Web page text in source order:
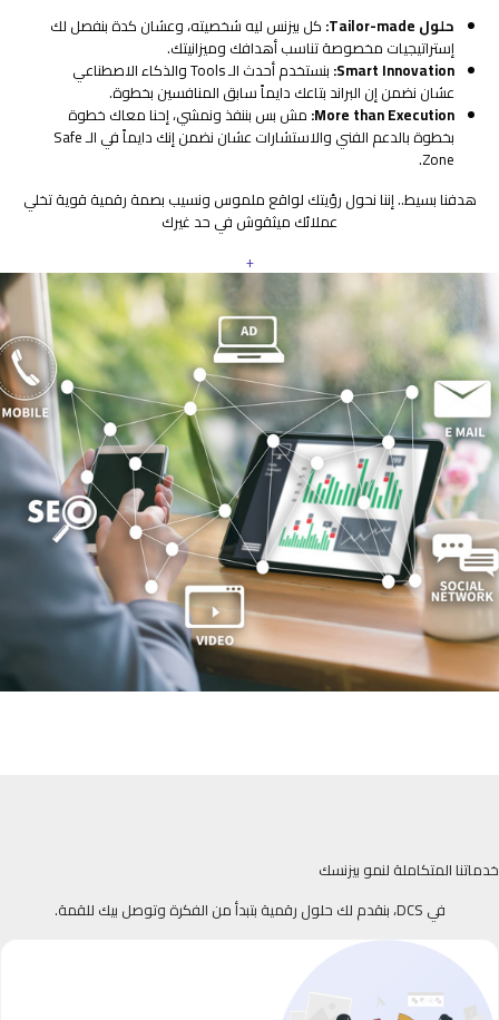
حلول Tailor-made:
كل بيزنس ليه شخصيته، وعشان كدة بنفصل لك
إستراتيجيات مخصوصة تناسب أهدافك وميزانيتك.
Smart Innovation:
بنستخدم أحدث الـ Tools والذكاء الاصطناعي
عشان نضمن إن البراند بتاعك دايماً سابق المنافسين بخطوة.
More than Execution: مش بس بننفذ ونمشي، إحنا معاك خطوة
بخطوة بالدعم الفني والاستشارات عشان نضمن إنك دايماً في الـ Safe
Zone.
هدفنا بسيط.. إننا نحول رؤيتك لواقع ملموس ونسيب بصمة رقمية قوية تخلي
عملائك ميثقوش في حد غيرك
+
خدماتنا المتكاملة لنمو بيزنسك
في DCS، بنقدم لك حلول رقمية بتبدأ من الفكرة وتوصل بيك للقمة.